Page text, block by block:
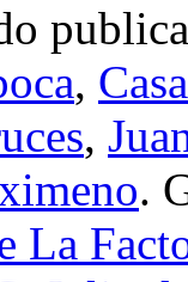
,
,
.
La